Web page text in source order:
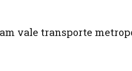
vale transporte